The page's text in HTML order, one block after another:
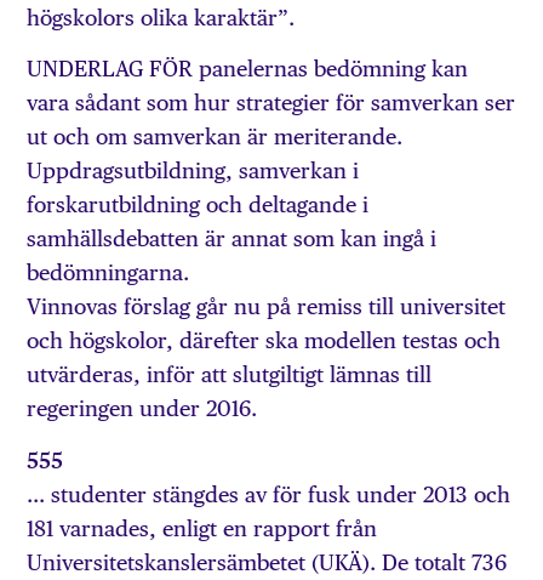
högskolors olika karaktär”.
UNDERLAG FÖR panelernas bedömning kan
vara sådant som hur strategier för samverkan ser
ut och om samverkan är meriterande.
Uppdragsutbildning, samverkan i
forskarutbildning och deltagande i
samhällsdebatten är annat som kan ingå i
bedömningarna.
Vinnovas förslag går nu på remiss till universitet
och högskolor, därefter ska modellen testas och
utvärderas, inför att slutgiltigt lämnas till
regeringen under 2016.
555
… studenter stängdes av för fusk under 2013 och
181 varnades, enligt en rapport från
Universitetskanslersämbetet (UKÄ). De totalt 736